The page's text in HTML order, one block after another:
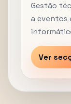
Gestão
a eventos
Ver